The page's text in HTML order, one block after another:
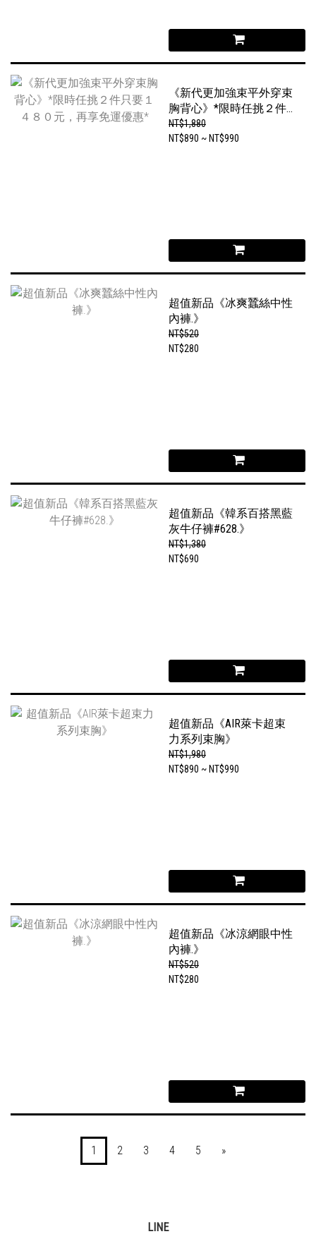
《新代更加強束平外穿束
胸背心》*限時任挑２件
只要１４８０元，再享免
運優惠*
NT$1,880
NT$890 ~ NT$990
超值新品《冰爽蠶絲中性
內褲.》
NT$520
NT$280
超值新品《韓系百搭黑藍
灰牛仔褲#628.》
NT$1,380
NT$690
超值新品《AIR萊卡超束
力系列束胸》
NT$1,980
NT$890 ~ NT$990
超值新品《冰涼網眼中性
內褲.》
NT$520
NT$280
1 2 3 4 5 »
LINE